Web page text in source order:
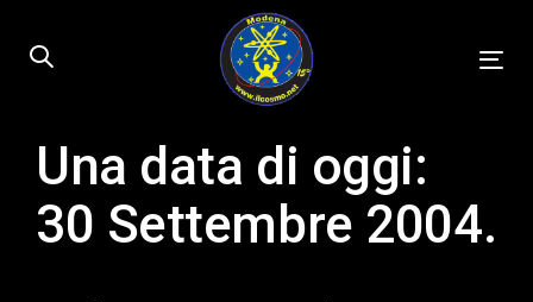
links
content
Published
on:Una data di oggi:
30 Settembre 2004.